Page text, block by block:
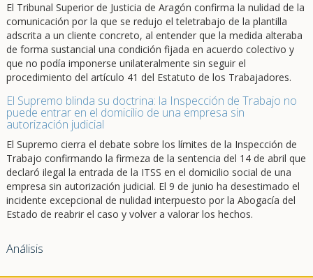
El Tribunal Superior de Justicia de Aragón confirma la nulidad de la
comunicación por la que se redujo el teletrabajo de la plantilla
adscrita a un cliente concreto, al entender que la medida alteraba
de forma sustancial una condición fijada en acuerdo colectivo y
que no podía imponerse unilateralmente sin seguir el
procedimiento del artículo 41 del Estatuto de los Trabajadores.
El Supremo blinda su doctrina: la Inspección de Trabajo no
puede entrar en el domicilio de una empresa sin
autorización judicial
El Supremo cierra el debate sobre los límites de la Inspección de
Trabajo confirmando la firmeza de la sentencia del 14 de abril que
declaró ilegal la entrada de la ITSS en el domicilio social de una
empresa sin autorización judicial. El 9 de junio ha desestimado el
incidente excepcional de nulidad interpuesto por la Abogacía del
Estado de reabrir el caso y volver a valorar los hechos.
Análisis